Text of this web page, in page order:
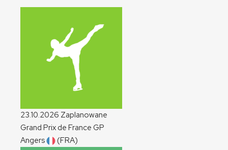
23.10.2026 Zaplanowane
Grand Prix de France GP
Angers
(FRA)